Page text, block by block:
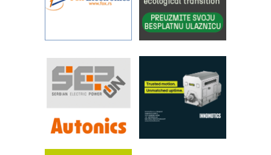
pouzdanost u transferu fluida
Filtration Group Industrial – Napredna
rešenja za filtraciju u hidrauličkim i
RILINEX kompanije Rittal
FANUC: Najbolje za vašu pametnu
automatizaciju
Efikasno upravljanje energijom
Automatizacija pakovanja · Display